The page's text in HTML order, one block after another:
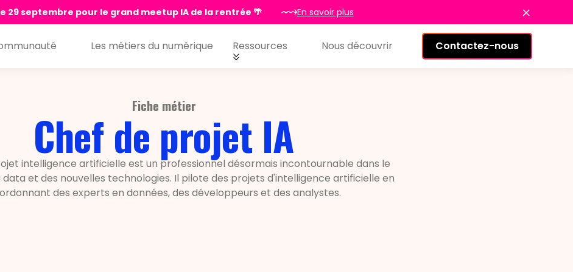
29 septembre pour le grand meetup IA de la rentrée 🌴 En savoir plus
Les métiers du numérique Ressources Nous découvrir Contactez-nous
Fiche métier
Chef de projet IA
intelligence artificielle est un professionnel désormais incontournable dans le
et des nouvelles technologies. Il pilote des projets d'intelligence artificielle en
des experts en données, des développeurs et des analystes.